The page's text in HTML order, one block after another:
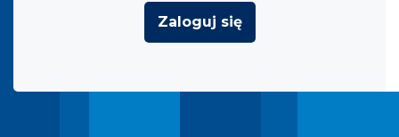
Zaloguj się